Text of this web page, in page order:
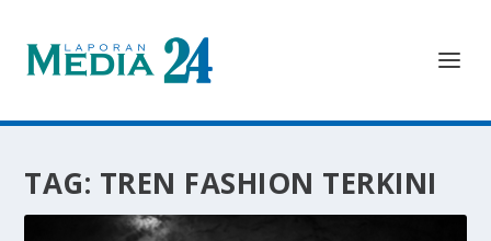
TAG: TREN FASHION TERKINI